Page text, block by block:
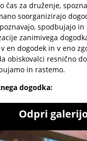
čas za druženje,
soorganizirajo
spodbujajo
zanimivega
en dogodek in v eno
obiskovalci resnično
in rastemo.
dogodka:
Odpri